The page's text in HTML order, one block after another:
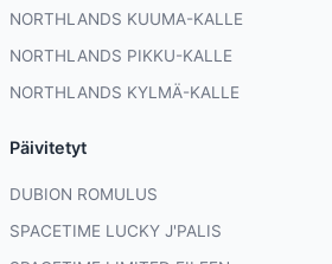
NORTHLANDS KUUMA-KALLE
NORTHLANDS PIKKU-KALLE
NORTHLANDS KYLMÄ-KALLE
Päivitetyt
DUBION ROMULUS
SPACETIME LUCKY J'PALIS